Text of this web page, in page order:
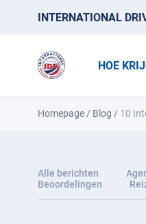
INTERNATIONAL
HOE
Homepage / Blog / 10
Alle berichten
Beoordelingen